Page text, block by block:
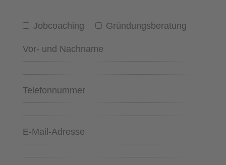
Jobcoaching Gründungsberatung
Vor- und Nachname
Telefonnummer
E-Mail-Adresse